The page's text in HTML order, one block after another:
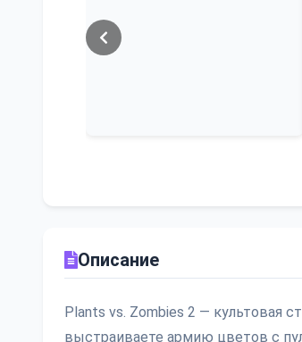
Описание
Plants vs. Zombies 2 — культовая
выстраиваете армию цветов с